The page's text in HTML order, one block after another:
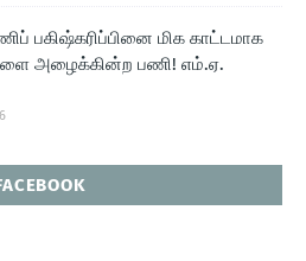
பகிஷ்கரிப்பினை மிக காட்டமாக
அழைக்கின்ற பணி! எம்.ஏ.